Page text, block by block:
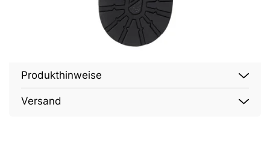
Produkthinweise
Versand